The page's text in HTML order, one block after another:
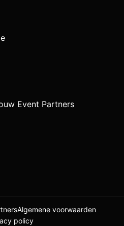
Event Partners
Algemene voorwaarden
policy